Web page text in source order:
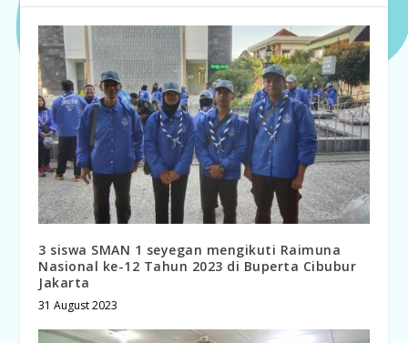
3 siswa SMAN 1 seyegan mengikuti Raimuna
Nasional ke-12 Tahun 2023 di Buperta Cibubur
Jakarta
31 August 2023